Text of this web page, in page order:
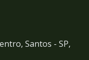
Santos - SP,